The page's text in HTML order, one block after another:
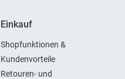
Einkauf
Shopfunktionen &
Kundenvorteile
Retouren- und